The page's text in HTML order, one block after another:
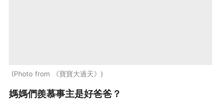
Photo from 《寶寶大過天》
媽媽們羨慕事主是好爸爸？